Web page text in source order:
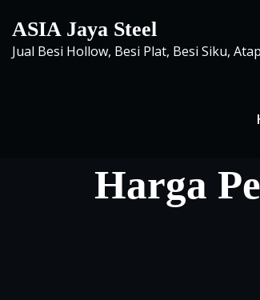
content
ASIA Jaya Steel
Jual Besi Hollow, Besi Plat, Besi Siku,
Harga